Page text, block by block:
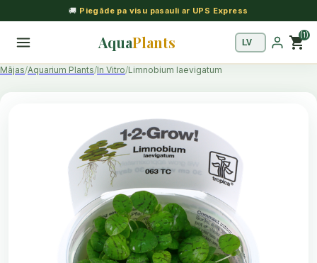
🚚 Piegāde pa visu pasauli ar UPS Express
AquaPlants shopping_cart(1)
Mājas Aquarium Plants In Vitro Limnobium laevigatum